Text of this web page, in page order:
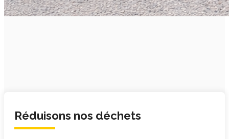
Réduisons nos déchets